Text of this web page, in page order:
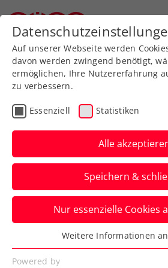
Zurück zur Newsübersicht
WTA
Upper Austria
Linz:
Jubiläum setzt
Maßstäbe
Großes Tennis, große
500-Turnier in
Landeshauptstadt.
Auf unserer Webseite werden
davon werden zwingend benötigt,
ermöglichen, Ihre Nutzererfahrung
zu verbessern.
Essenziell Statistiken
Alle
Speichern &
Nur essenzielle Cookies
Essenziell
Essenzielle Cookies werden für
Weitere Informationen
Powered by